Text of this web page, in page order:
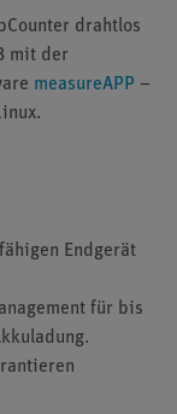
drahtlos
mit der
measureAPP –
Endgerät
für bis